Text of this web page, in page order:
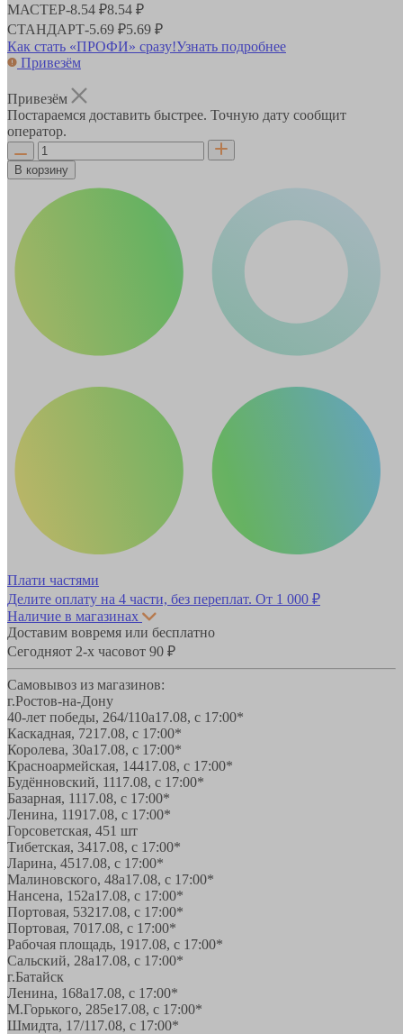
МАСТЕР-8.54 ₽8.54 ₽
СТАНДАРТ-5.69 ₽5.69 ₽
Как стать «ПРОФИ» сразу!Узнать подробнее
Привезём
Привезём
Постараемся доставить быстрее. Точную дату сообщит
оператор.
В корзину
Плати частями
Делите оплату на 4 части, без переплат. От 1 000 ₽
Наличие в магазинах
Доставим вовремя или бесплатно
Сегодняот 2-х часовот 90 ₽
Самовывоз из магазинов:
г.Ростов-на-Дону
40-лет победы, 264/110а17.08, с 17:00*
Каскадная, 7217.08, с 17:00*
Королева, 30а17.08, с 17:00*
Красноармейская, 14417.08, с 17:00*
Будённовский, 1117.08, с 17:00*
Базарная, 1117.08, с 17:00*
Ленина, 11917.08, с 17:00*
Горсоветская, 451 шт
Тибетская, 3417.08, с 17:00*
Ларина, 4517.08, с 17:00*
Малиновского, 48а17.08, с 17:00*
Нансена, 152а17.08, с 17:00*
Портовая, 53217.08, с 17:00*
Портовая, 7017.08, с 17:00*
Рабочая площадь, 1917.08, с 17:00*
Сальский, 28a17.08, с 17:00*
г.Батайск
Ленина, 168а17.08, с 17:00*
М.Горького, 285е17.08, с 17:00*
Шмидта, 17/117.08, с 17:00*